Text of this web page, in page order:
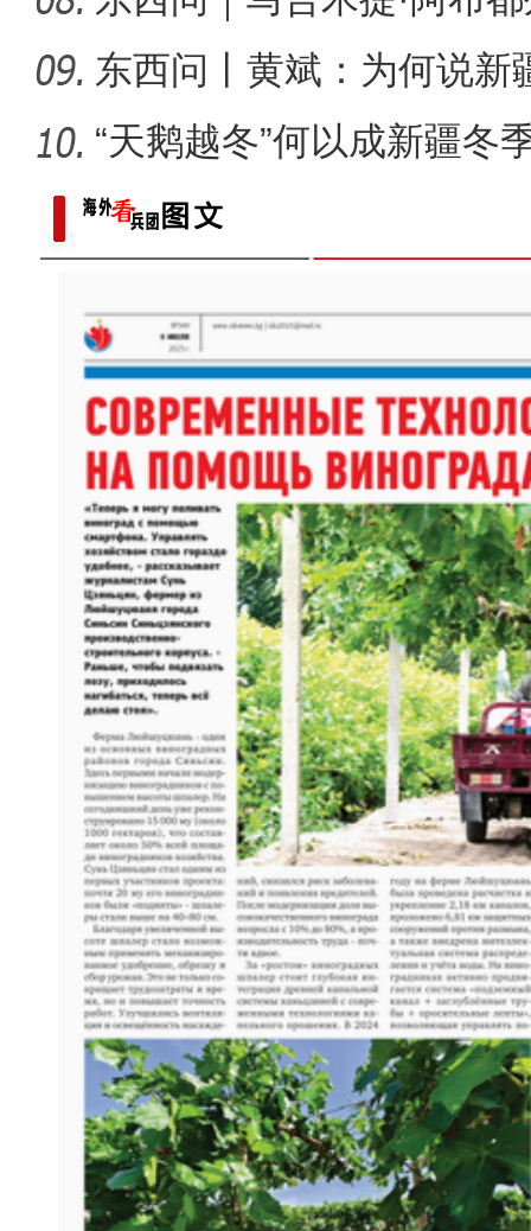
何以实
东西问丨黄斌：为何说新
一部交
“天鹅越冬”何以成新疆冬